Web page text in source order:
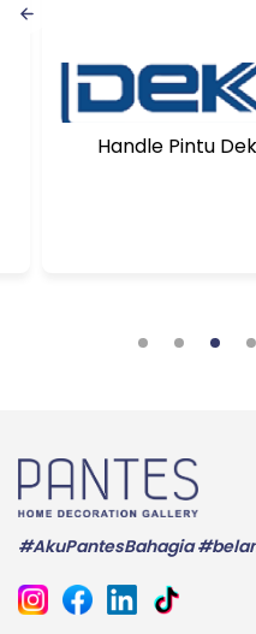
Handle Pintu
#AkuPantesBahagia